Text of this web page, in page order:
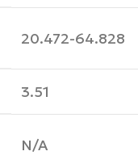
20.472-64.828
3.51
N/A